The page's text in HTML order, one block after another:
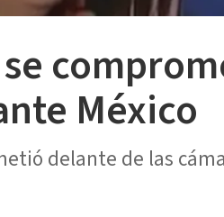
México
delante de las